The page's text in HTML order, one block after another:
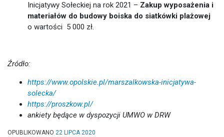
Inicjatywy Sołeckiej na rok 2021 – Zakup wyposażenia i
materiałów do budowy boiska do siatkówki plażowej
o wartości 5 000 zł.
Źródło:
https://www.opolskie.pl/marszalkowska-inicjatywa-
solecka/
https://proszkow.pl/
ankiety będące w dyspozycji UMWO w DRW
OPUBLIKOWANO 22 LIPCA 2020